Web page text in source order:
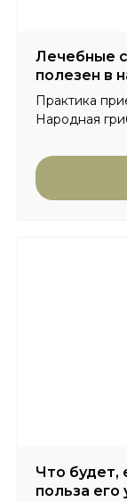
Лечебные
полезен в
Практика
Народная
Что будет,
польза его